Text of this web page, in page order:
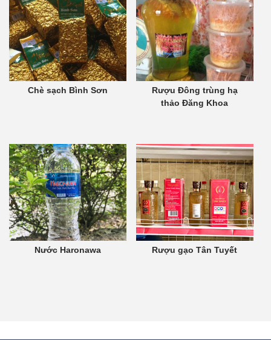
Chè sạch Bình Sơn
Rượu Đông trùng hạ
thảo Đăng Khoa
Nước Haronawa Rượu gạo Tân Tuyết